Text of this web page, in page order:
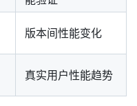
版本间性能变化
真实用户性能趋势